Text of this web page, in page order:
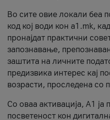
Во сите овие локали беа
код кој води кон a1.mk,
пронајдат практични
запознавање,
заштита на личните
предизвика интерес кај
возрасти, проследена со
Со оваа активација, А1 ја
посветеност кон